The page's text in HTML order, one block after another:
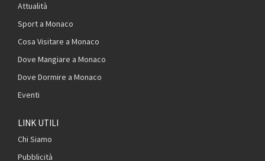
Attualità
Sport a Monaco
Cosa Visitare a Monaco
Dove Mangiare a Monaco
Dove Dormire a Monaco
Eventi
LINK UTILI
Chi Siamo
Pubblicità